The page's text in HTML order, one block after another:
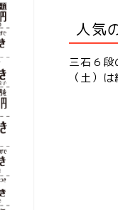
人気
三石６
（土）